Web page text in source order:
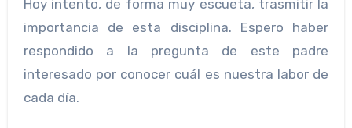
Hoy intento, de forma muy escueta, trasmitir la
importancia de esta disciplina. Espero haber
respondido a la pregunta de este padre
interesado por conocer cuál es nuestra labor de
cada día.